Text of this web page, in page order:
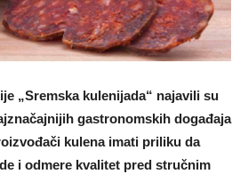
„Sremska kulenijada“ najavili su
gastronomskih događaja
kulena imati priliku da
i odmere kvalitet pred stručnim